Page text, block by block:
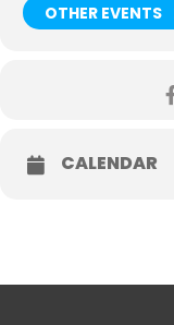
OTHER EVENTS
CALENDAR